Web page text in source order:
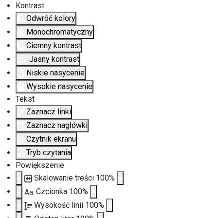
Kontrast
Odwróć kolory
Monochromatyczny
Ciemny kontrast
Jasny kontrast
Niskie nasycenie
Wysokie nasycenie
Tekst
Zaznacz linki
Zaznacz nagłówki
Czytnik ekranu
Tryb czytania
Powiększenie
Skalowanie treści 100%
Aa Czcionka 100%
Wysokość linii 100%